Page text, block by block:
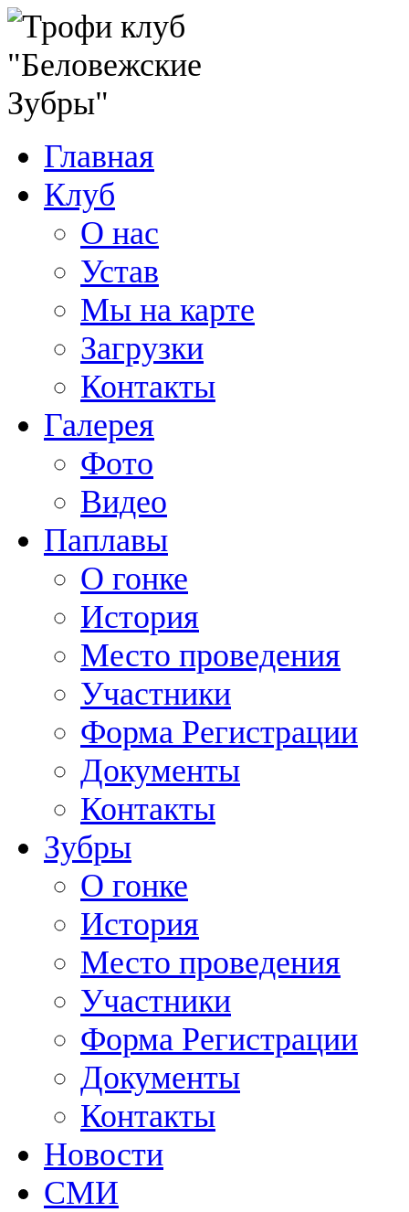
Главная
Клуб
О нас
Устав
Мы на карте
Загрузки
Контакты
Галерея
Фото
Видео
Паплавы
О гонке
История
Место проведения
Участники
Форма Регистрации
Документы
Контакты
Зубры
О гонке
История
Место проведения
Участники
Форма Регистрации
Документы
Контакты
Новости
СМИ